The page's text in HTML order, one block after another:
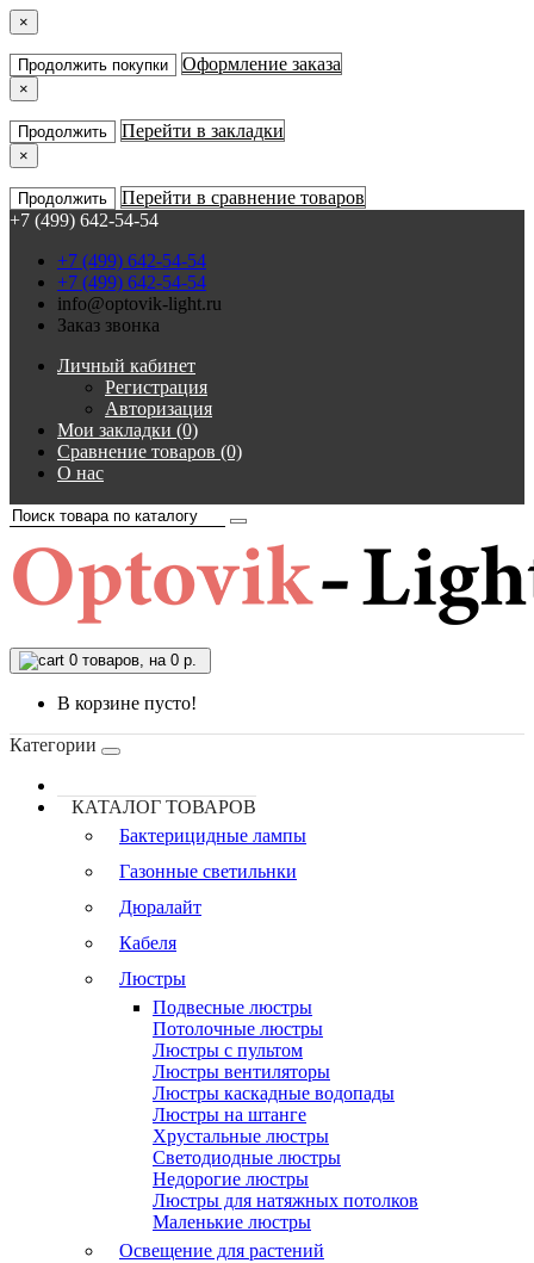
×
Продолжить покупки Оформление заказа
×
Продолжить Перейти в закладки
×
Продолжить
Перейти в сравнение товаров
+7 (499) 642-54-54
+7 (499) 642-54-54
+7 (499) 642-54-54
info@optovik-light.ru
Заказ звонка
Личный кабинет
Регистрация
Авторизация
Мои закладки (0)
Сравнение товаров (0)
О нас
0 товаров, на 0 р.
В корзине пусто!
Категории
КАТАЛОГ ТОВАРОВ
Бактерицидные лампы
Газонные светильнки
Дюралайт
Кабеля
Люстры
Подвесные люстры
Потолочные люстры
Люстры с пультом
Люстры вентиляторы
Люстры каскадные водопады
Люстры на штанге
Хрустальные люстры
Светодиодные люстры
Недорогие люстры
Люстры для натяжных потолков
Маленькие люстры
Освещение для растений